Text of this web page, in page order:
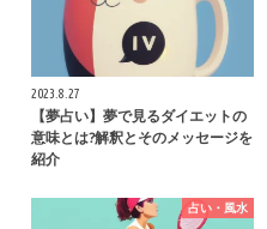
2023.8.27
【夢占い】夢で見るダイエットの
意味とは?解釈とそのメッセージを
紹介
占い・風水